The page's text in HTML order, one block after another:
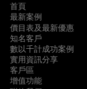
首頁
收
費
案
例
製
作
流
程
G
o
o
關
於
常
最新案例
一
頁
式
網
站
多
頁
式
網
行
業
案
價目表及最新優惠
網
站
架
設
推
薦
朋
立
即
優
知名客戶
數以千計成功案例
黃
頁
地
實用資訊分享
懶
客戶區
增值功能